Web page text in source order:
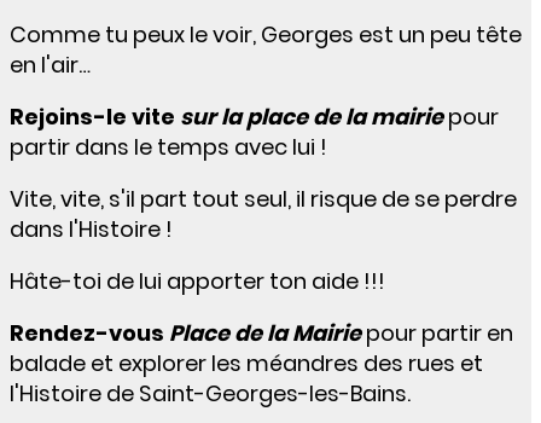
Comme tu peux le voir, Georges est un peu tête
en l'air…
Rejoins-le vite sur la place de la mairiepour
partir dans le temps avec lui !
Vite, vite, s'il part tout seul, il risque de se perdre
dans l'Histoire !
Hâte-toi de lui apporter ton aide !!!
Rendez-vous Place de la Mairie pour partir en
balade et explorer les méandres des rues et
l'Histoire de Saint-Georges-les-Bains.